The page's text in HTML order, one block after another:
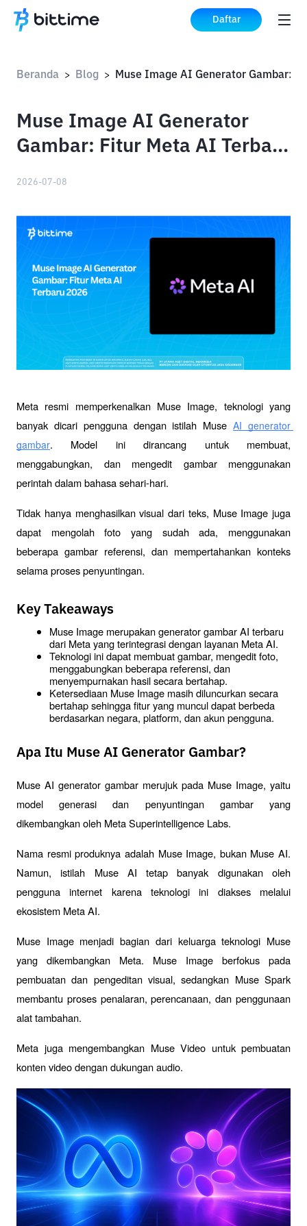
Daftar
Beranda > Blog >
Muse Image AI Generator
Gambar: Fitur Meta AI Terbaru
2026-07-08
Meta resmi memperkenalkan Muse Image, teknologi yang
banyak dicari pengguna dengan istilah Muse AI generator
gambar. Model ini dirancang untuk membuat,
menggabungkan, dan mengedit gambar menggunakan
perintah dalam bahasa sehari-hari.
Tidak hanya menghasilkan visual dari teks, Muse Image juga
dapat mengolah foto yang sudah ada, menggunakan
beberapa gambar referensi, dan mempertahankan konteks
selama proses penyuntingan.
Key Takeaways
Muse Image merupakan generator gambar AI terbaru
dari Meta yang terintegrasi dengan layanan Meta AI.
Teknologi ini dapat membuat gambar, mengedit foto,
menggabungkan beberapa referensi, dan
menyempurnakan hasil secara bertahap.
Ketersediaan Muse Image masih diluncurkan secara
bertahap sehingga fitur yang muncul dapat berbeda
berdasarkan negara, platform, dan akun pengguna.
Apa Itu Muse AI Generator Gambar?
Muse AI generator gambar merujuk pada Muse Image, yaitu
model generasi dan penyuntingan gambar yang
dikembangkan oleh Meta Superintelligence Labs.
Nama resmi produknya adalah Muse Image, bukan Muse AI.
Namun, istilah Muse AI tetap banyak digunakan oleh
pengguna internet karena teknologi ini diakses melalui
ekosistem Meta AI.
Muse Image menjadi bagian dari keluarga teknologi Muse
yang dikembangkan Meta. Muse Image berfokus pada
pembuatan dan pengeditan visual, sedangkan Muse Spark
membantu proses penalaran, perencanaan, dan penggunaan
alat tambahan.
Meta juga mengembangkan Muse Video untuk pembuatan
konten video dengan dukungan audio.